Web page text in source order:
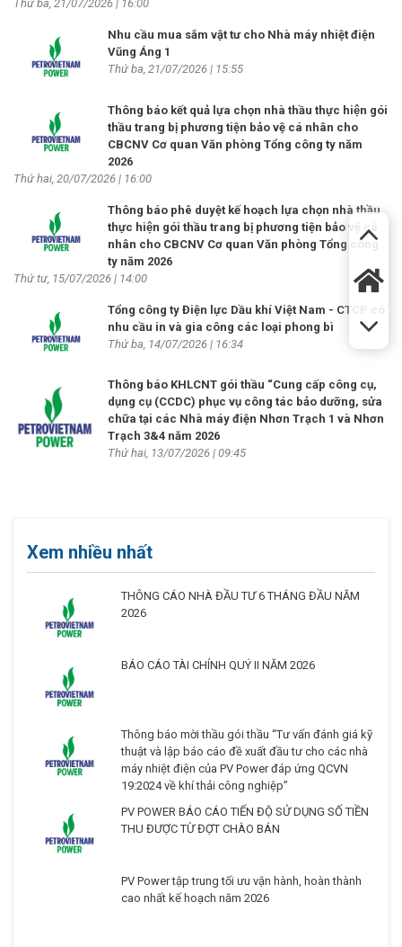
Thứ ba, 21/07/2026 | 16:00
Nhu cầu mua sắm vật tư cho Nhà máy nhiệt điện
Vũng Áng 1
Thứ ba, 21/07/2026 | 15:55
Thông báo kết quả lựa chọn nhà thầu thực hiện gói
thầu trang bị phương tiện bảo vệ cá nhân cho
CBCNV Cơ quan Văn phòng Tổng công ty năm
2026
Thứ hai, 20/07/2026 | 16:00
Thông báo phê duyệt kế hoạch lựa chọn nhà thầu
thực hiện gói thầu trang bị phương tiện bảo vệ cá
nhân cho CBCNV Cơ quan Văn phòng Tổng công
ty năm 2026
Thứ tư, 15/07/2026 | 14:00
Tổng công ty Điện lực Dầu khí Việt Nam - CTCP có
nhu cầu in và gia công các loại phong bì
Thứ ba, 14/07/2026 | 16:34
Thông báo KHLCNT gói thầu “Cung cấp công cụ,
dụng cụ (CCDC) phục vụ công tác bảo dưỡng, sửa
chữa tại các Nhà máy điện Nhơn Trạch 1 và Nhơn
Trạch 3&4 năm 2026
Thứ hai, 13/07/2026 | 09:45
Xem nhiều nhất
THÔNG CÁO NHÀ ĐẦU TƯ 6 THÁNG ĐẦU NĂM
2026
BÁO CÁO TÀI CHÍNH QUÝ II NĂM 2026
Thông báo mời thầu gói thầu “Tư vấn đánh giá kỹ
thuật và lập báo cáo đề xuất đầu tư cho các nhà
máy nhiệt điện của PV Power đáp ứng QCVN
19:2024 về khí thải công nghiệp”
PV POWER BÁO CÁO TIẾN ĐỘ SỬ DỤNG SỐ TIỀN
THU ĐƯỢC TỪ ĐỢT CHÀO BÁN
PV Power tập trung tối ưu vận hành, hoàn thành
cao nhất kế hoạch năm 2026